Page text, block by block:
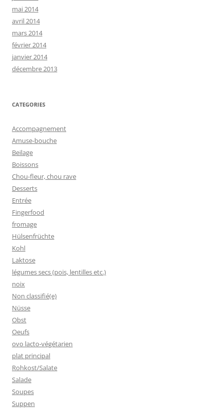
mai 2014
avril 2014
mars 2014
février 2014
janvier 2014
décembre 2013
CATEGORIES
Accompagnement
Amuse-bouche
Beilage
Boissons
Chou-fleur, chou rave
Desserts
Entrée
Fingerfood
fromage
Hülsenfrüchte
Kohl
Laktose
légumes secs (pois, lentilles etc.)
noix
Non classifié(e)
Nüsse
Obst
Oeufs
ovo lacto-végétarien
plat principal
Rohkost/Salate
Salade
Soupes
Suppen